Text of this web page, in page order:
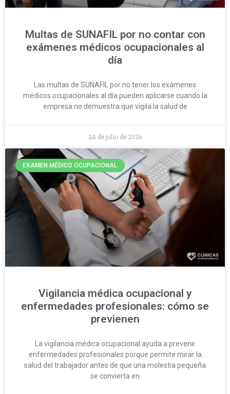
Multas de SUNAFIL por no contar con
exámenes médicos ocupacionales al
día
Las multas de SUNAFIL por no tener los exámenes
médicos ocupacionales al día pueden aplicarse cuando la
empresa no demuestra que vigila la salud de
24 de julio de 2026
EXAMEN MÉDICO OCUPACIONAL
Vigilancia médica ocupacional y
enfermedades profesionales: cómo se
previenen
La vigilancia médica ocupacional ayuda a prevenir
enfermedades profesionales porque permite mirar la
salud del trabajador antes de que una molestia pequeña
se convierta en